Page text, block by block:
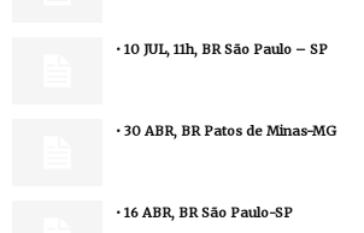
• 10 JUL, 11h, BR São Paulo – SP
• 30 ABR, BR Patos de Minas-MG
• 16 ABR, BR São Paulo-SP